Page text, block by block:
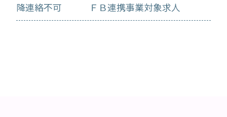
降連絡不可 ＦＢ連携事業対象求人